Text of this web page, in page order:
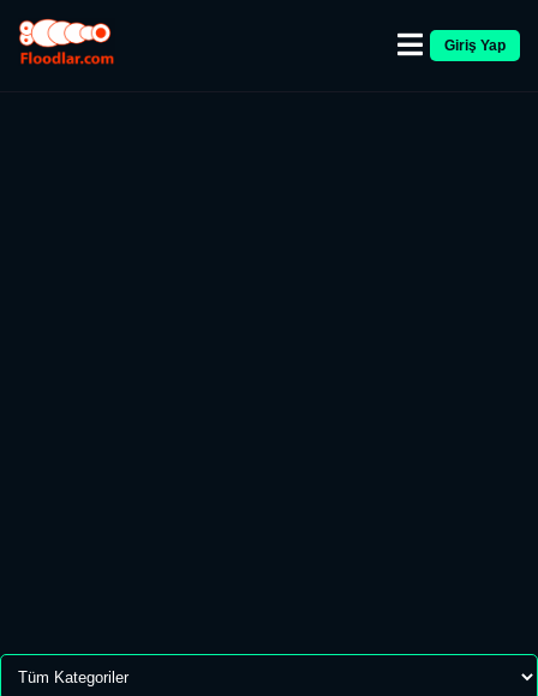
Giriş Yap